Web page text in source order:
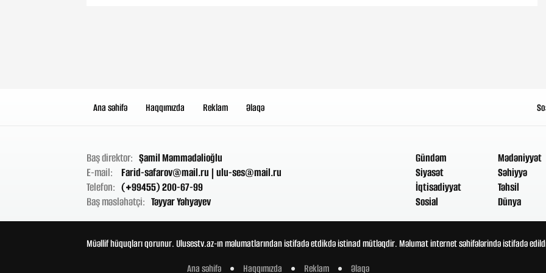
Ana səhifə Haqqımızda Reklam Əlaqə
Baş direktor: Şamil Məmmədəlioğlu
E-mail:
Farid-safarov@mail.ru | ulu-ses@mail.ru
Telefon: (+99455) 200-67-99
Baş məsləhətçi: Təyyar Yəhyayev
Gündəm
Siyasət
İqtisadiyyat
Sosial
Mədəniyyət
Səhiyyə
Təhsil
Dünya
Müəllif hüquqları qorunur. Ulusestv.az-ın məlumatlarından istifadə etdikdə istinad mütləqdir. Məlumat internet səhifələrində istifadə
Ana səhifə
Haqqımızda Reklam Əlaqə